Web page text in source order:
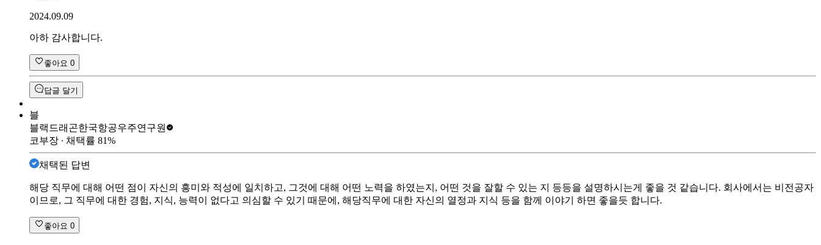
2024.09.09
아하 감사합니다.
좋아요 0
답글 달기
블
블랙드래곤한국항공우주연구원
코부장 ∙ 채택률 81%
채택된 답변
해당 직무에 대해 어떤 점이 자신의 흥미와 적성에 일치하고, 그것에 대해 어떤 노력을 하였는지, 어떤 것을 잘할 수 있는 지 등등을 설명하시는게 좋을 것 같습니다. 회사에서는 비전공자
이므로, 그 직무에 대한 경험, 지식, 능력이 없다고 의심할 수 있기 때문에, 해당직무에 대한 자신의 열정과 지식 등을 함께 이야기 하면 좋을듯 합니다.
좋아요 0